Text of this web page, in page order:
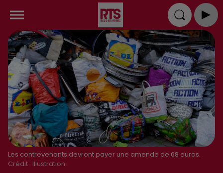
Les contrevenants devront payer une amende de 68 euros.
Crédit : Illustration